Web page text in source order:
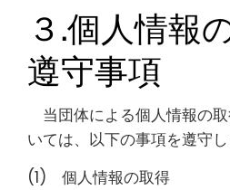
３.個人情報
遵守事項
当団体による個人情報の
いては、以下の事項を遵守し
(1) 個人情報の取得